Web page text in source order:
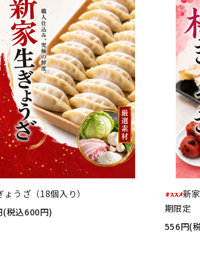
ょうざ（18個入り）
(税込600円)
新
期限定
556円(